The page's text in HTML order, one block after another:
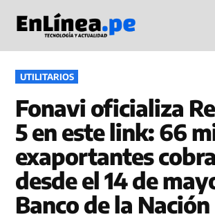
contenido
en Línea
PUBLICADO
EN
UTILITARIOS
Fonavi oficializa
5 en este link: 66
exaportantes
desde el 14 de
Banco de la Nación